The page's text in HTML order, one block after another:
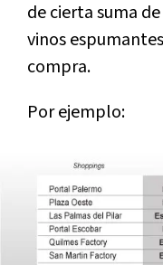
de cierta suma
vinos
compra.
Por ejemplo: